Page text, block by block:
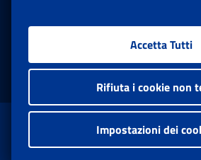
Facebook: Apre una
Twitter: Apre una
Whatsapp:
www.inps.gov.it ©
Istituto Nazionale
Accetta Tutti
Rifiuta i cookie non
Impostazioni dei